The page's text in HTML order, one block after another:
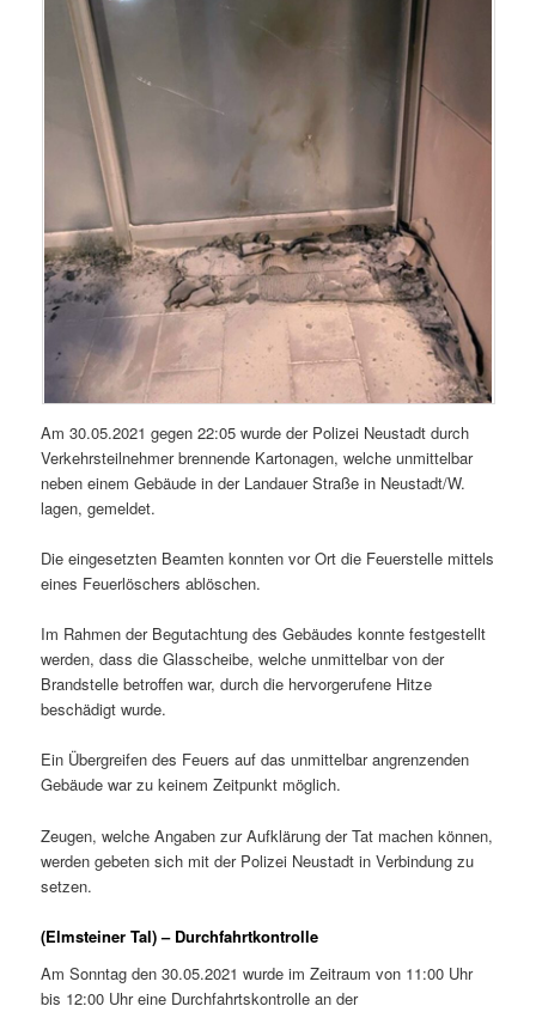
Am 30.05.2021 gegen 22:05 wurde der Polizei Neustadt durch
Verkehrsteilnehmer brennende Kartonagen, welche unmittelbar
neben einem Gebäude in der Landauer Straße in Neustadt/W.
lagen, gemeldet.
Die eingesetzten Beamten konnten vor Ort die Feuerstelle mittels
eines Feuerlöschers ablöschen.
Im Rahmen der Begutachtung des Gebäudes konnte festgestellt
werden, dass die Glasscheibe, welche unmittelbar von der
Brandstelle betroffen war, durch die hervorgerufene Hitze
beschädigt wurde.
Ein Übergreifen des Feuers auf das unmittelbar angrenzenden
Gebäude war zu keinem Zeitpunkt möglich.
Zeugen, welche Angaben zur Aufklärung der Tat machen können,
werden gebeten sich mit der Polizei Neustadt in Verbindung zu
setzen.
(Elmsteiner Tal) – Durchfahrtkontrolle
Am Sonntag den 30.05.2021 wurde im Zeitraum von 11:00 Uhr
bis 12:00 Uhr eine Durchfahrtskontrolle an der